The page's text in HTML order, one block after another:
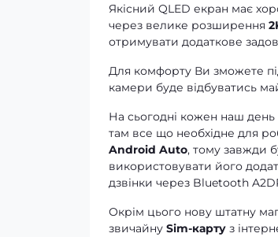
Якісний QLED екран має
через велике розширення
отримувати додаткове
Для комфорту Ви зможете
камери буде відбуватись
На сьогодні кожен наш
там все що необхідне для
Android Auto, тому завжди
використовувати його
дзвінки через Bluetooth
Окрім цього нову штатну
звичайну Sim-карту з